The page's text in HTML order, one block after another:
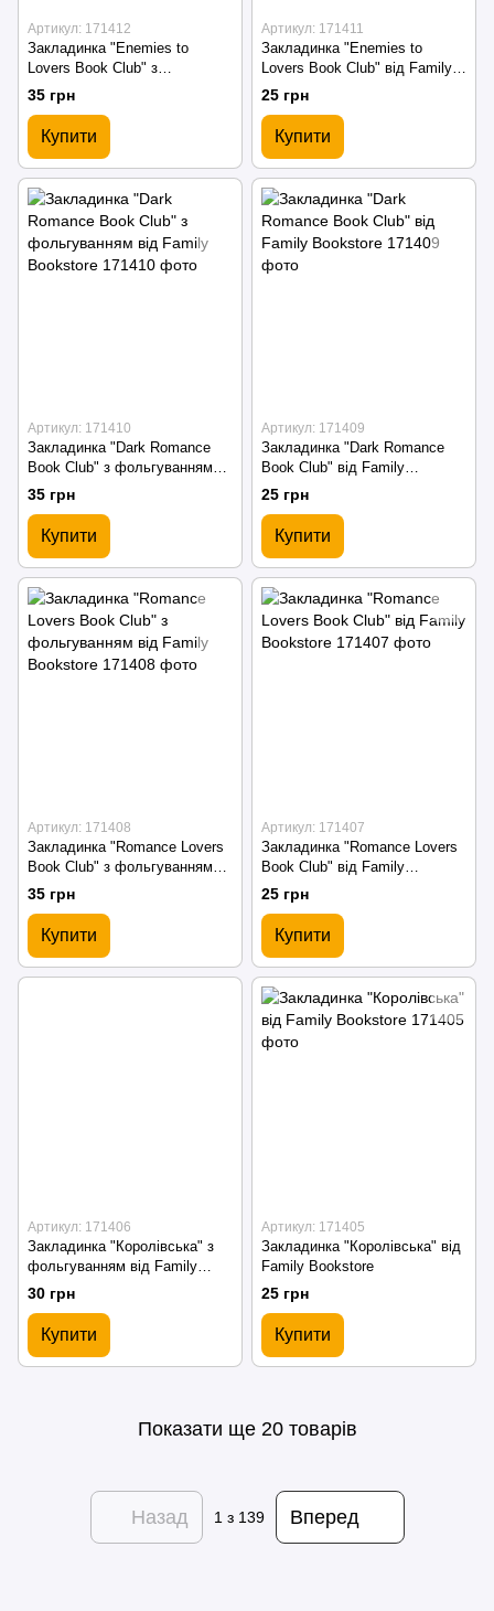
Артикул: 171412
Закладинка "Enemies to
Lovers Book Club" з
фольгуванням від Family
Bookstore
35 грн
Купити
Артикул: 171411
Закладинка "Enemies to
Lovers Book Club" від Family
Bookstore
25 грн
Купити
Артикул: 171410
Закладинка "Dark Romance
Book Club" з фольгуванням
від Family Bookstore
35 грн
Купити
Артикул: 171409
Закладинка "Dark Romance
Book Club" від Family
Bookstore
25 грн
Купити
Артикул: 171408
Закладинка "Romance Lovers
Book Club" з фольгуванням
від Family Bookstore
35 грн
Купити
Артикул: 171407
Закладинка "Romance Lovers
Book Club" від Family
Bookstore
25 грн
Купити
Артикул: 171406
Закладинка "Королівська" з
фольгуванням від Family
Bookstore
30 грн
Купити
Артикул: 171405
Закладинка "Королівська" від
Family Bookstore
25 грн
Купити
Показати ще 20 товарів
Назад 1з 139 Вперед